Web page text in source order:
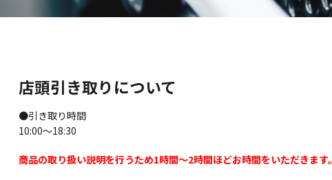
店頭引き取りについて
●引き取り時間
10:00～18:30
商品の取り扱い説明を行うため1時間〜2時間ほどお時間をいただきます。